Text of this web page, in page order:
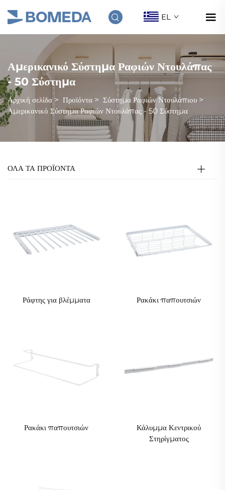
EL
Αμερικανικό Σύστημα Ραφιών Ντουλάπας
- 50 Σύστημα
Αρχική σελίδα> Προϊόντα > Σύστημα Ραφιών Ντουλάπιου >
Αμερικανικό Σύστημα Ραφιών Ντουλάπας - 50 Σύστημα
ΟΛΑ ΤΑ ΠΡΟΪΟΝΤΑ
Ράφτης για βλέμματα Ρακάκι παπουτσιών
Ρακάκι παπουτσιών
Κάλυμμα Κεντρικού
Στηρίγματος